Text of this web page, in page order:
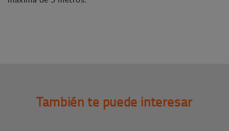
También te puede interesar